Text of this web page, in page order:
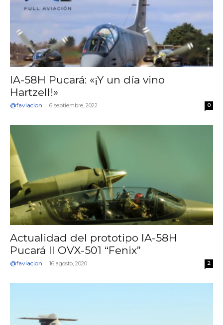
IA-58H Pucará: «¡Y un día vino
Hartzell!»
@faviacion - 6 septiembre, 2022 0
Actualidad del prototipo IA-58H
Pucará II OVX-501 “Fenix”
@faviacion - 16 agosto, 2020 2